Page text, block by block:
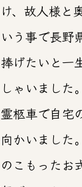
、故人様と
う事で長野
げたいと一
ゃいました
柩車で自宅
かいました
こもったお